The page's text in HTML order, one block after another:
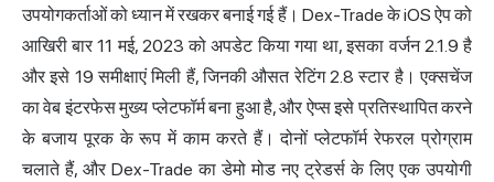
उपयोगकर्ताओं को ध्यान में रखकर बनाई गई हैं। Dex-Trade के iOS ऐप को
आखिरी बार 11 मई, 2023 को अपडेट किया गया था, इसका वर्जन 2.1.9 है
और इसे 19 समीक्षाएं मिली हैं, जिनकी औसत रेटिंग 2.8 स्टार है। एक्सचेंज
का वेब इंटरफेस मुख्य प्लेटफॉर्म बना हुआ है, और ऐप्स इसे प्रतिस्थापित करने
के बजाय पूरक के रूप में काम करते हैं। दोनों प्लेटफॉर्म रेफरल प्रोग्राम
चलाते हैं, और Dex-Trade का डेमो मोड नए ट्रेडर्स के लिए एक उपयोगी